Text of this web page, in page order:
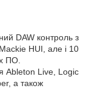
DAW контроль з
HUI, але і 10
ПО.
Ableton Live, Logic
а також